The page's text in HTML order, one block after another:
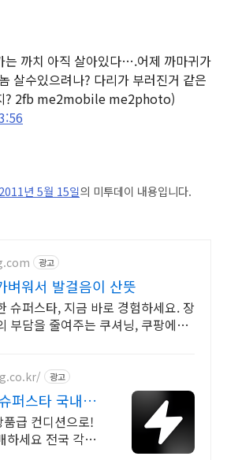
는 까치 아직 살아있다….어제 까마귀가
살수있으려나? 다리가 부러진거 같은
? 2fb me2mobile me2photo)
2011년 5월 15일의 미투데이 내용입니다.
광고
벼워서 발걸음이 산뜻
슈퍼스타, 지금 바로 경험하세요. 장
부담을 줄여주는 쿠셔닝, 쿠팡에서
광고
퍼스타 국내
거래
급 컨디션으로!
하세요 전국 각지